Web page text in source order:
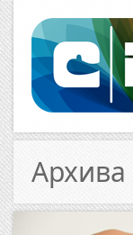
Архива